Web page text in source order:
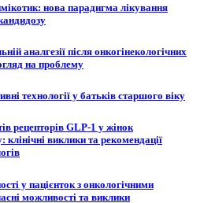
нова парадигма лікування
аналгезії після онкогінекологічних
на проблему
технології у батьків старшого віку
рецепторів GLP‑1 у жінок
клінічні виклики та рекомендації
у пацієнток з онкологічними
можливості та виклики